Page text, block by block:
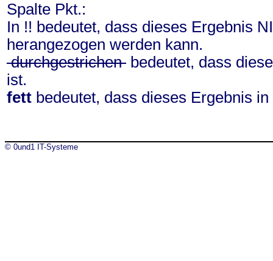
Spalte Pkt.:
In !! bedeutet, dass dieses Ergebnis
herangezogen werden kann.
durchgestrichen bedeutet, dass
ist.
fett bedeutet, dass dieses Ergebnis
© 0und1 IT-Systeme